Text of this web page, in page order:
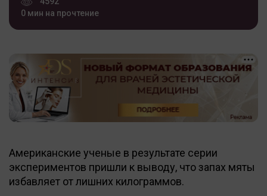
0 мин на прочтение
Американские ученые в результате серии
экспериментов пришли к выводу, что запах мяты
избавляет от лишних килограммов.